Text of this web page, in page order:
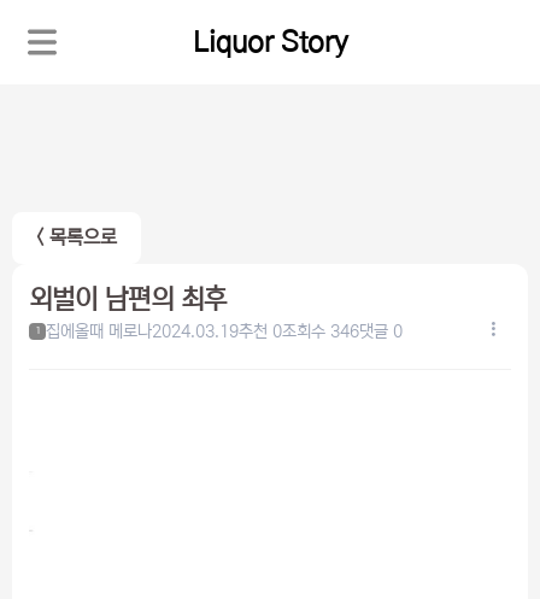
Liquor Story
< 목록으로
외벌이 남편의 최후
1 집에올때 메로나2024.03.19추천 0조회수 346댓글 0